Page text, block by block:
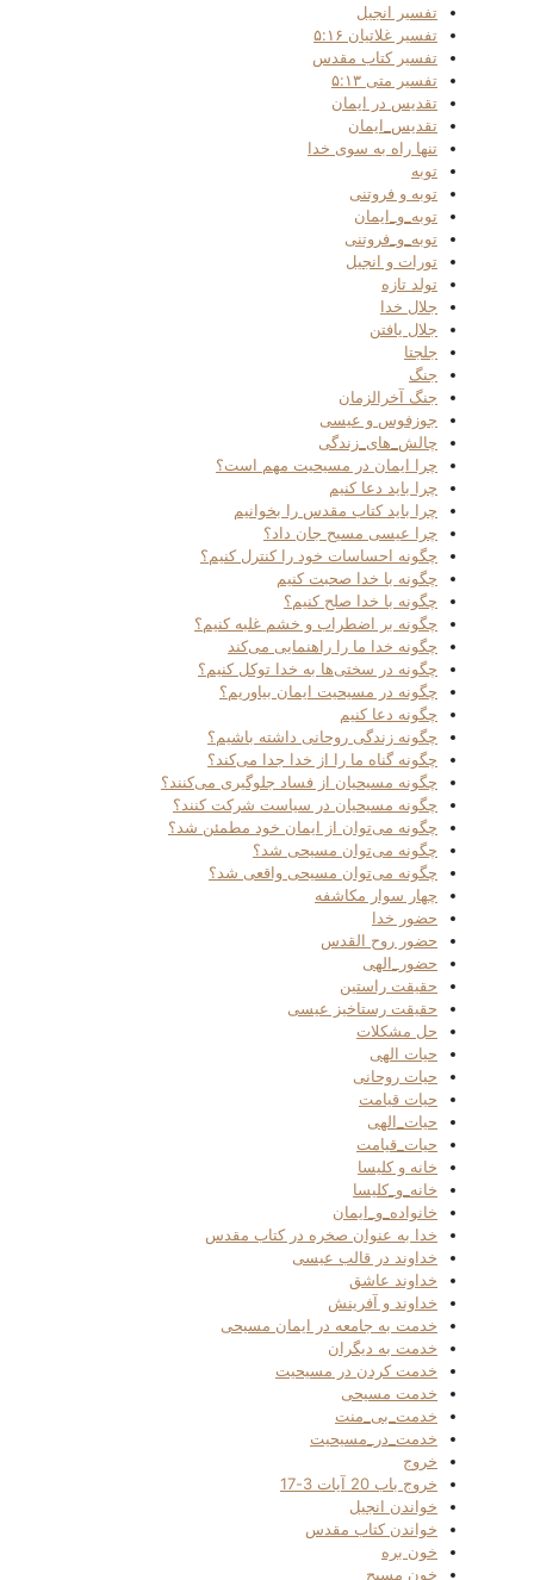
تفسیر انجیل
تفسیر غلاتیان ۵:۱۶
تفسیر کتاب مقدس
تفسیر متی ۵:۱۳
تقدیس در ایمان
تقدیس_ایمان
تنها راه به سوی خدا
توبه
توبه و فروتنی
توبه_و_ایمان
توبه_و_فروتنی
تورات و انجیل
تولد تازه
جلال خدا
جلال یافتن
جلجتا
جنگ
جنگ آخرالزمان
جوزفوس و عیسی
چالش_های_زندگی
چرا ایمان در مسیحیت مهم است؟
چرا باید دعا کنیم
چرا باید کتاب مقدس را بخوانیم
چرا عیسی مسیح جان داد؟
چگونه احساسات خود را کنترل کنیم؟
چگونه با خدا صحبت کنیم
چگونه با خدا صلح کنیم؟
چگونه بر اضطراب و خشم غلبه کنیم؟
چگونه خدا ما را راهنمایی می‌کند
چگونه در سختی‌ها به خدا توکل کنیم؟
چگونه در مسیحیت ایمان بیاوریم؟
چگونه دعا کنیم
چگونه زندگی روحانی داشته باشیم؟
چگونه گناه ما را از خدا جدا می‌کند؟
چگونه مسیحیان از فساد جلوگیری می‌کنند؟
چگونه مسیحیان در سیاست شرکت کنند؟
چگونه می‌توان از ایمان خود مطمئن شد؟
چگونه می‌توان مسیحی شد؟
چگونه می‌توان مسیحی واقعی شد؟
چهار سوار مکاشفه
حضور خدا
حضور روح القدس
حضور_الهی
حقیقت راستین
حقیقت رستاخیز عیسی
حل مشکلات
حیات الهی
حیات روحانی
حیات قیامت
حیات_الهی
حیات_قیامت
خانه و کلیسا
خانه_و_کلیسا
خانواده_و_ایمان
خدا به عنوان صخره در کتاب مقدس
خداوند در قالب عیسی
خداوند عاشق
خداوند و آفرینش
خدمت به جامعه در ایمان مسیحی
خدمت به دیگران
خدمت کردن در مسیحیت
خدمت مسیحی
خدمت_بی_منت
خدمت_در_مسیحیت
خروج
خروج باب 20 آیات 3-17
خواندن انجیل
خواندن کتاب مقدس
خون بره
خون مسیح